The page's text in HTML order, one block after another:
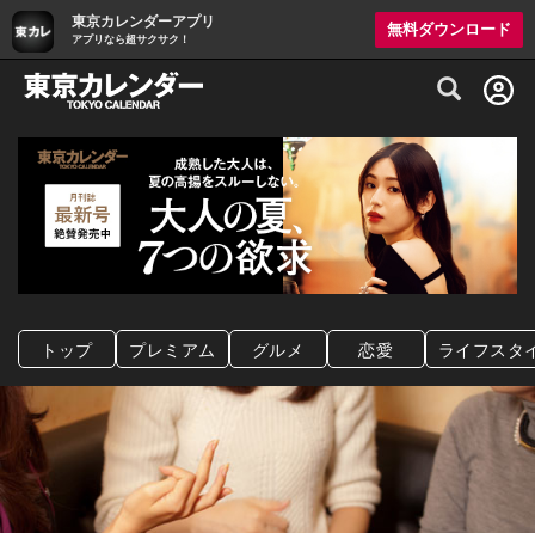
東京カレンダーアプリ
アプリなら超サクサク！
無料ダウンロード
グルメ情報・プレミアムレストラン予約
トップ プレミアム グルメ 恋愛 ライフスタ